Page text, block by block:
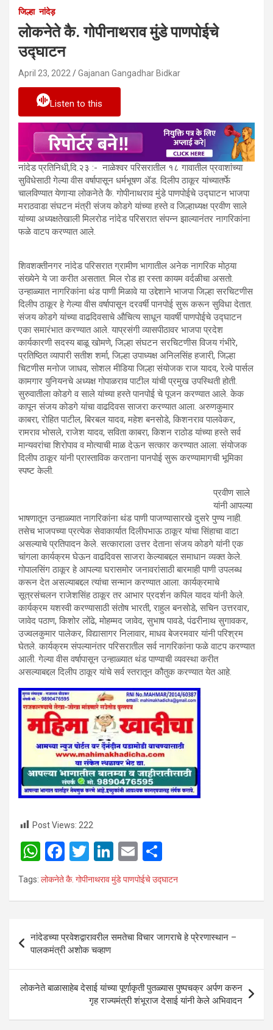
जिल्हा नांदेड़
लोकनेते कै. गोपीनाथराव मुंडे पाणपोईचे
उद्घाटन
April 23, 2022 Gajanan Gangadhar Bidkar
Listen to this
नांदेड प्रतिनिधी,दि.२३ :- नाळेश्वर परिसरातील १८ गावातील प्रवाशांच्या
सुविधेसाठी गेल्या वीस वर्षापासून धर्मभूषण ॲड. दिलीप ठाकूर यांच्यातर्फे
चालविण्यात येणाऱ्या लोकनेते कै. गोपीनाथराव मुंडे पाणपोईचे उद्घाटन भाजपा
मराठवाडा संघटन मंत्री संजय कोडगे यांच्या हस्ते व जिल्हाध्यक्ष प्रवीण साले
यांच्या अध्यक्षतेखाली मिलरोड नांदेड परिसरात संपन्न झाल्यानंतर नागरिकांना
फळे वाटप करण्यात आले.
शिवशक्तीनगर नांदेड परिसरात ग्रामीण भागातील अनेक नागरिक मोठ्या
संख्येने ये जा करीत असतात. मिल रोड हा रस्ता कायम वर्दळीचा असतो.
उन्हाळ्यात नागरिकांना थंड पाणी मिळावे या उद्देशाने भाजपा जिल्हा सरचिटणीस
दिलीप ठाकूर हे गेल्या वीस वर्षापासून दरवर्षी पानपोई सुरू करून सुविधा देतात.
संजय कोडगे यांच्या वाढदिवसाचे औचित्य साधून यावर्षी पाणपोईचे उद्घाटन
एका समारंभात करण्यात आले. याप्रसंगी व्यासपीठावर भाजपा प्रदेश
कार्यकारणी सदस्य बाळू खोमणे, जिल्हा संघटन सरचिटणीस विजय गंभीरे,
प्रतिष्ठित व्यापारी सतीश शर्मा, जिल्हा उपाध्यक्ष अनिलसिंह हजारी, जिल्हा
चिटणीस मनोज जाधव, सोशल मीडिया जिल्हा संयोजक राज यादव, रेल्वे पार्सल
कामगार युनियनचे अध्यक्ष गोपाळराव पाटील यांची प्रमुख उपस्थिती होती.
सुरुवातीला कोडगे व साले यांच्या हस्ते पानपोई चे पूजन करण्यात आले. केक
कापून संजय कोडगे यांचा वाढदिवस साजरा करण्यात आला. अरुणकुमार
काबरा, रोहित पाटील, बिरबल यादव, महेश बनसोडे, किशनराव पालवेकर,
रामराव भोसले, राजेश यादव, सविता काबरा, किशन राठोड यांच्या हस्ते सर्व
मान्यवरांचा शिरोपाव व मोत्याची माळ देऊन सत्कार करण्यात आला. संयोजक
दिलीप ठाकूर यांनी प्रास्ताविक करताना पानपोई सुरू करण्यामागची भूमिका
स्पष्ट केली.
प्रवीण साले
यांनी आपल्या
भाषणातून उन्हाळ्यात नागरिकांना थंड पाणी पाजण्यासारखे दुसरे पुण्य नाही.
तसेच भाजपच्या प्रत्येक सेवाकार्यात दिलीपभाऊ ठाकूर यांचा सिंहाचा वाटा
असल्याचे प्रतिपादन केले. सत्काराला उत्तर देताना संजय कोडगे यांनी एक
चांगला कार्यक्रम घेऊन वाढदिवस साजरा केल्याबद्दल समाधान व्यक्त केले.
गोपालसिंग ठाकूर हे आपल्या घरासमोर जनावरांसाठी बारमाही पाणी उपलब्ध
करून देत असल्याबद्दल त्यांचा सन्मान करण्यात आला. कार्यक्रमाचे
सूत्रसंचलन राजेशसिंह ठाकूर तर आभार प्रदर्शन कपिल यादव यांनी केले.
कार्यक्रम यशस्वी करण्यासाठी संतोष भारती, राहुल बनसोडे, सचिन उत्तरवार,
जावेद पठाण, किशोर लोंढे, मोहम्मद जावेद, सुभाष पावडे, पंढरीनाथ सुगावकर,
उज्वलकुमार पालेकर, विद्यासागर निलावार, माधव बेजरमवार यांनी परिश्रम
घेतले. कार्यक्रम संपल्यानंतर परिसरातील सर्व नागरिकांना फळे वाटप करण्यात
आली. गेल्या वीस वर्षापासून उन्हाळ्यात थंड पाण्याची व्यवस्था करीत
असल्याबद्दल दिलीप ठाकूर यांचे सर्व स्तरातून कौतुक करण्यात येत आहे.
Post Views: 222
W
h
at
A
p
p
F
a
ce
o
o
k
T
wi
tt
Li
n
ke
n
E
m
ail
h
ar
Tags: लोकनेते कै. गोपीनाथराव मुंडे पाणपोईचे उद्घाटन
Post
navigation
नांदेडच्या प्रवेशद्वारावरील समतेचा विचार जागराचे हे प्रेरणास्थान –
पालकमंत्री अशोक चव्हाण
लोकनेते बाळासाहेब देसाई यांच्या पूर्णाकृती पुतळ्यास पुष्पचक्र अर्पण करुन
गृह राज्यमंत्री शंभूराज देसाई यांनी केले अभिवादन